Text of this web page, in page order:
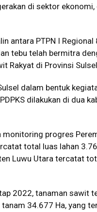
di sektor
antara PTPN I
tebu telah bermitra
Rakyat di Provinsi
dalam bentuk
dilakukan di dua
progres
total luas lahan
Luwu Utara tercatat
2022, tanaman sawit
34.677 Ha, yang